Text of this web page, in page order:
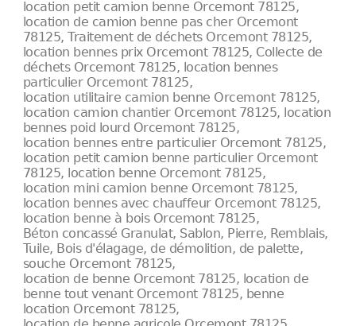
location petit camion benne Orcemont 78125,
location de camion benne pas cher Orcemont
78125, Traitement de déchets Orcemont 78125,
location bennes prix Orcemont 78125, Collecte de
déchets Orcemont 78125, location bennes
particulier Orcemont 78125,
location utilitaire camion benne Orcemont 78125,
location camion chantier Orcemont 78125, location
bennes poid lourd Orcemont 78125,
location bennes entre particulier Orcemont 78125,
location petit camion benne particulier Orcemont
78125, location benne Orcemont 78125,
location mini camion benne Orcemont 78125,
location bennes avec chauffeur Orcemont 78125,
location benne à bois Orcemont 78125,
Béton concassé Granulat, Sablon, Pierre, Remblais,
Tuile, Bois d'élagage, de démolition, de palette,
souche Orcemont 78125,
location de benne Orcemont 78125, location de
benne tout venant Orcemont 78125, benne
location Orcemont 78125,